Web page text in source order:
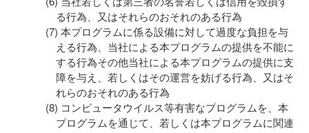
る行為、又はそれらのおそれのある行為
本プログラムに係る設備に対して過度な負担を与
える行為、当社による本プログラムの提供を不能に
する行為その他当社による本プログラムの提供に支
障を与え、若しくはその運営を妨げる行為、又はそ
れらのおそれのある行為
コンピュータウイルス等有害なプログラムを、本
プログラムを通じて、若しくは本プログラムに関連